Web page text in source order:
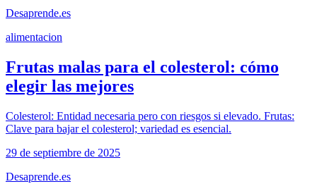
Desaprende.es
alimentacion
Frutas malas para el colesterol: cómo
elegir las mejores
Colesterol: Entidad necesaria pero con riesgos si elevado. Frutas:
Clave para bajar el colesterol; variedad es esencial.
29 de septiembre de 2025
Desaprende.es